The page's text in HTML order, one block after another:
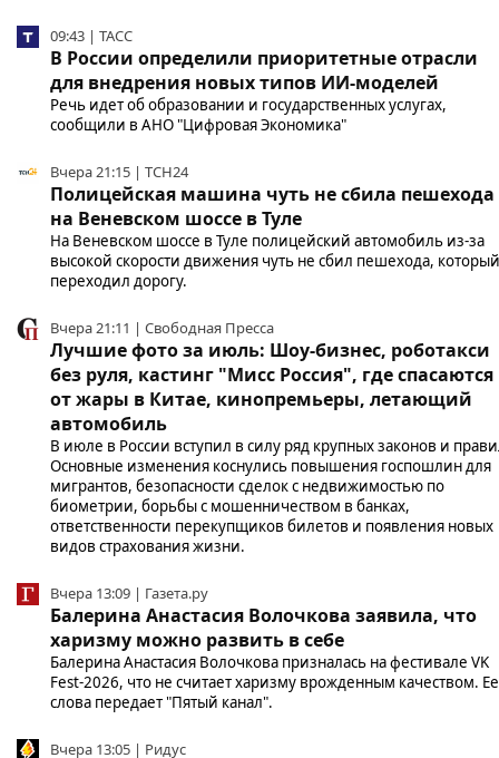
09:43 | ТАСС
В России определили приоритетные отрасли
для внедрения новых типов ИИ-моделей
Речь идет об образовании и государственных услугах,
сообщили в АНО "Цифровая Экономика"
Вчера 21:15 | ТСН24
Полицейская машина чуть не сбила пешехода
на Веневском шоссе в Туле
На Веневском шоссе в Туле полицейский автомобиль из-за
высокой скорости движения чуть не сбил пешехода, который
переходил дорогу.
Вчера 21:11 | Свободная Пресса
Лучшие фото за июль: Шоу-бизнес, роботакси
без руля, кастинг "Мисс Россия", где спасаются
от жары в Китае, кинопремьеры, летающий
автомобиль
В июле в России вступил в силу ряд крупных законов и
Основные изменения коснулись повышения госпошлин для
мигрантов, безопасности сделок с недвижимостью по
биометрии, борьбы с мошенничеством в банках,
ответственности перекупщиков билетов и появления новых
видов страхования жизни.
Вчера 13:09 | Газета.ру
Балерина Анастасия Волочкова заявила, что
харизму можно развить в себе
Балерина Анастасия Волочкова призналась на фестивале VK
Fest-2026, что не считает харизму врожденным качеством. Ее
слова передает "Пятый канал".
Вчера 13:05 | Ридус